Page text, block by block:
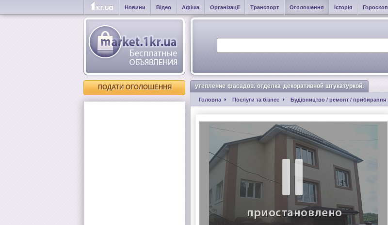
Новини Відео Афіша Організації Транспорт Оголошення Історія Гороскоп
ПОДАТИ ОГОЛОШЕННЯ утепление фасадов. отделка декоративной штукатуркой.
Головна Послуги та бізнес Будівництво / ремонт / прибирання
утепление фасадов. отделка декоративной штукатуркой.